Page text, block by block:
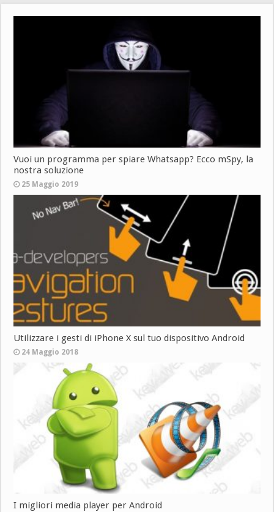
Vuoi un programma per spiare Whatsapp? Ecco mSpy, la
nostra soluzione
25 Maggio 2019
Utilizzare i gesti di iPhone X sul tuo dispositivo Android
24 Maggio 2018
I migliori media player per Android